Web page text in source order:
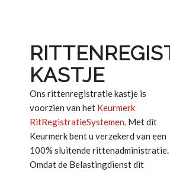
KASTJE
Ons rittenregistratie kastje is
voorzien van het Keurmerk
RitRegistratieSystemen. Met dit
Keurmerk bent u verzekerd van een
100% sluitende rittenadministratie.
Omdat de Belastingdienst dit